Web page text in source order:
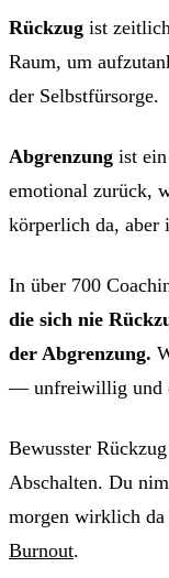
Rückzug ist
Raum, um
der Selbstfürsorge.
Abgrenzung ist
emotional zurück,
körperlich da, aber
In über 700
die sich nie
der Abgrenzung.
— unfreiwillig und
Bewusster
Abschalten. Du
morgen wirklich
Burnout.